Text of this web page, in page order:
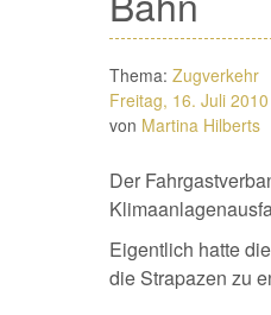
Thema: Zugverkehr
Freitag, 16. Juli 2010
von Martina Hilberts
Der
Eigentlich hatte
die Strapazen zu